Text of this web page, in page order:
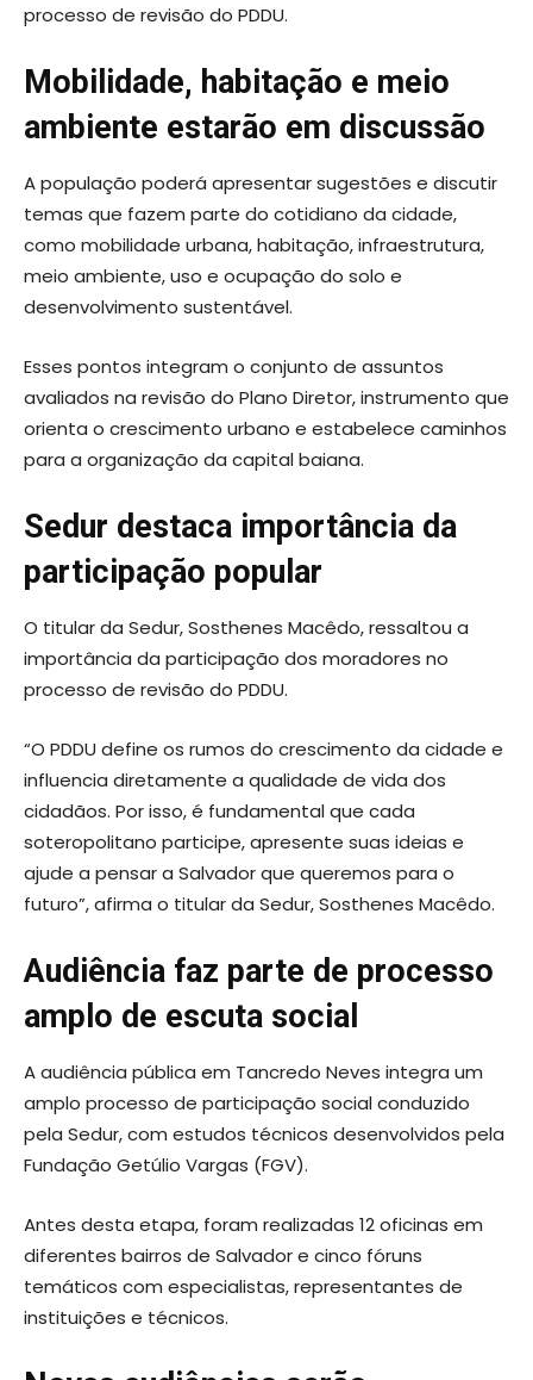
processo de revisão do PDDU.
Mobilidade, habitação e meio
ambiente estarão em discussão
A população poderá apresentar sugestões e discutir
temas que fazem parte do cotidiano da cidade,
como mobilidade urbana, habitação, infraestrutura,
meio ambiente, uso e ocupação do solo e
desenvolvimento sustentável.
Esses pontos integram o conjunto de assuntos
avaliados na revisão do Plano Diretor, instrumento que
orienta o crescimento urbano e estabelece caminhos
para a organização da capital baiana.
Sedur destaca importância da
participação popular
O titular da Sedur, Sosthenes Macêdo, ressaltou a
importância da participação dos moradores no
processo de revisão do PDDU.
“O PDDU define os rumos do crescimento da cidade e
influencia diretamente a qualidade de vida dos
cidadãos. Por isso, é fundamental que cada
soteropolitano participe, apresente suas ideias e
ajude a pensar a Salvador que queremos para o
futuro”, afirma o titular da Sedur, Sosthenes Macêdo.
Audiência faz parte de processo
amplo de escuta social
A audiência pública em Tancredo Neves integra um
amplo processo de participação social conduzido
pela Sedur, com estudos técnicos desenvolvidos pela
Fundação Getúlio Vargas (FGV).
Antes desta etapa, foram realizadas 12 oficinas em
diferentes bairros de Salvador e cinco fóruns
temáticos com especialistas, representantes de
instituições e técnicos.